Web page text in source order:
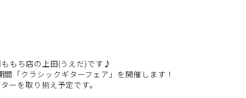
もち店の上田(うえだ)です♪
「クラシックギターフェア」を開催します！
ーを取り揃え予定です。